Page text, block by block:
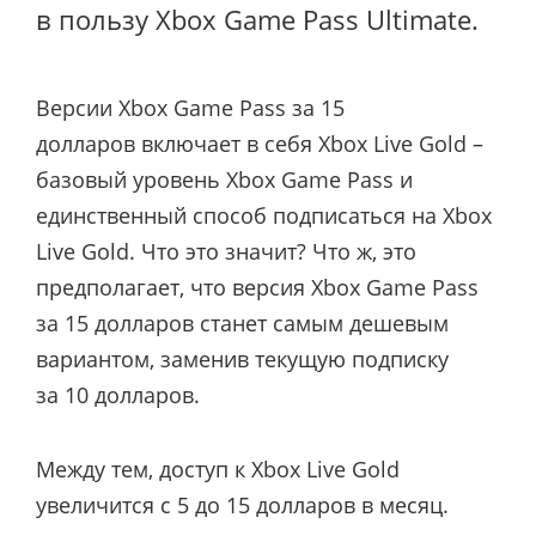
в пользу Xbox Game Pass Ultimate.
Версии Xbox Game Pass за 15
долларов включает в себя Xbox Live Gold –
базовый уровень Xbox Game Pass и
единственный способ подписаться на Xbox
Live Gold. Что это значит? Что ж, это
предполагает, что версия Xbox Game Pass
за 15 долларов станет самым дешевым
вариантом, заменив текущую подписку
за 10 долларов.
Между тем, доступ к Xbox Live Gold
увеличится с 5 до 15 долларов в месяц.